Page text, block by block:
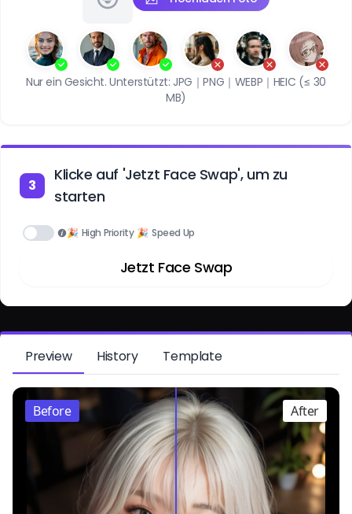
Nur ein Gesicht. Unterstützt: JPG｜PNG｜WEBP｜HEIC (≤ 30
MB)
3
Klicke auf 'Jetzt Face Swap', um zu
starten
🎉 High Priority 🎉 Speed Up
Jetzt Face Swap
Preview History Template
After
Before